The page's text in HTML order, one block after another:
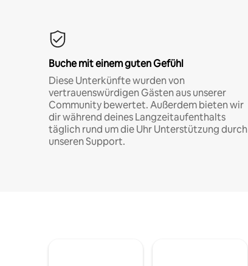
Buche mit einem guten Gefühl
Diese Unterkünfte wurden von
vertrauenswürdigen Gästen aus unserer
Community bewertet. Außerdem bieten wir
dir während deines Langzeitaufenthalts
täglich rund um die Uhr Unterstützung durch
unseren Support.